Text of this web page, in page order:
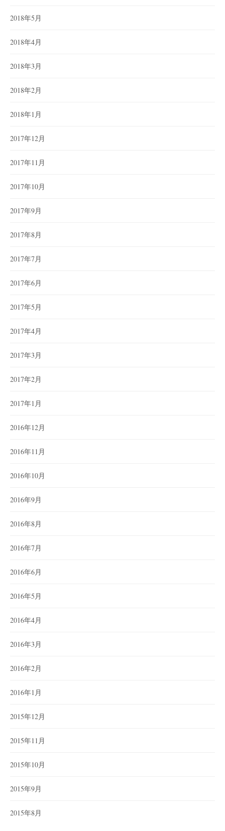
2018年5月
2018年4月
2018年3月
2018年2月
2018年1月
2017年12月
2017年11月
2017年10月
2017年9月
2017年8月
2017年7月
2017年6月
2017年5月
2017年4月
2017年3月
2017年2月
2017年1月
2016年12月
2016年11月
2016年10月
2016年9月
2016年8月
2016年7月
2016年6月
2016年5月
2016年4月
2016年3月
2016年2月
2016年1月
2015年12月
2015年11月
2015年10月
2015年9月
2015年8月